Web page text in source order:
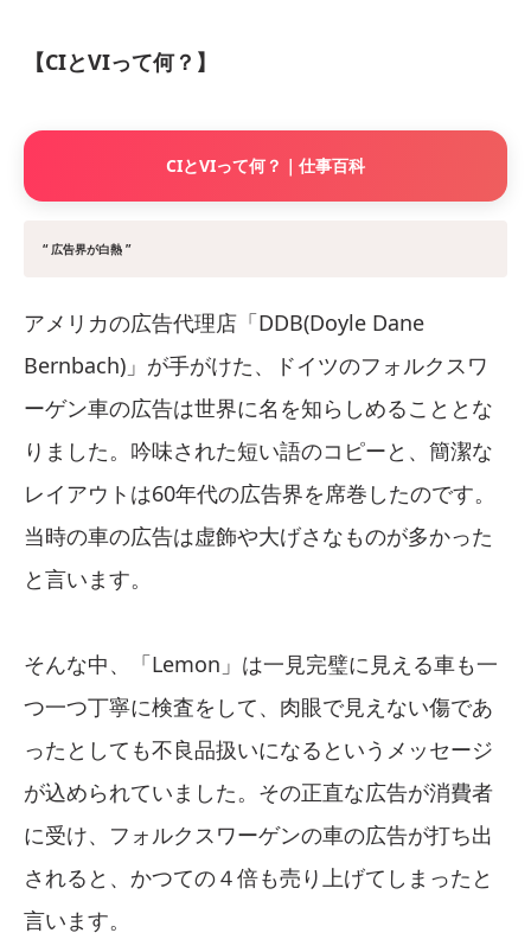
【CIとVIって何？】
CIとVIって何？｜仕事百科
“ 広告界が白熱 ”
アメリカの広告代理店「DDB(Doyle Dane
Bernbach)」が手がけた、ドイツのフォルクスワ
ーゲン車の広告は世界に名を知らしめることとな
りました。吟味された短い語のコピーと、簡潔な
レイアウトは60年代の広告界を席巻したのです。
当時の車の広告は虚飾や大げさなものが多かった
と言います。
そんな中、「Lemon」は一見完璧に見える車も一
つ一つ丁寧に検査をして、肉眼で見えない傷であ
ったとしても不良品扱いになるというメッセージ
が込められていました。その正直な広告が消費者
に受け、フォルクスワーゲンの車の広告が打ち出
されると、かつての４倍も売り上げてしまったと
言います。